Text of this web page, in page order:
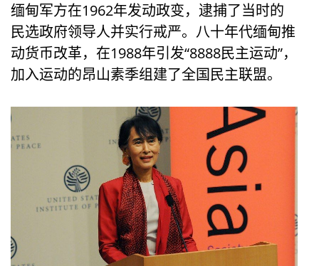
缅甸军方在1962年发动政变，逮捕了当时的
民选政府领导人并实行戒严。八十年代缅甸推
动货币改革，在1988年引发“8888民主运动”，
加入运动的昂山素季组建了全国民主联盟。